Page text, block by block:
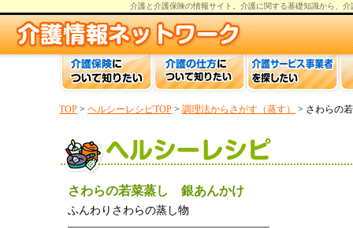
介護と介護保険の情報サイト。 介護に関する基礎知識から、 介
TOP > ヘルシーレシピTOP > 調理法からさがす（蒸す） > さわらの
さわらの若菜蒸し 銀あんかけ
ふんわりさわらの蒸し物